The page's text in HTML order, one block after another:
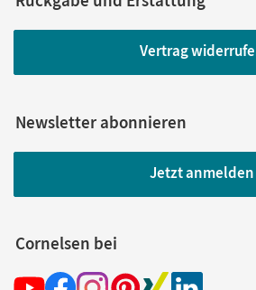
Vertrag
Newsletter abonnieren
Jetzt anmelden
Cornelsen bei